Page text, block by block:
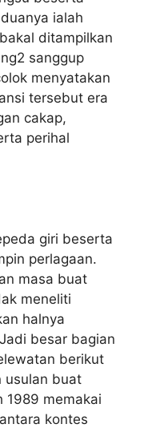
ialah
ditampilkan
sanggup
menyatakan
tersebut era
cakap,
perihal
giri beserta
perlagaan.
masa buat
meneliti
halnya
besar bagian
berikut
usulan buat
1989 memakai
kontes